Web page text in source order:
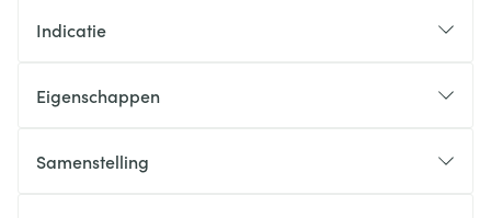
Indicatie
Eigenschappen
Samenstelling